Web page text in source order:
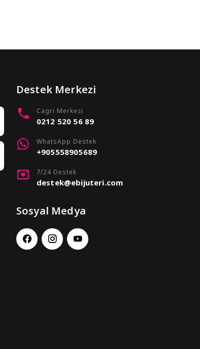
Destek Merkezi
Cagri Merkezi
0212 520 56 89
WhatsApp Destek
+905558905689
7/24 Destek
destek@ebijuteri.com
Sosyal Medya